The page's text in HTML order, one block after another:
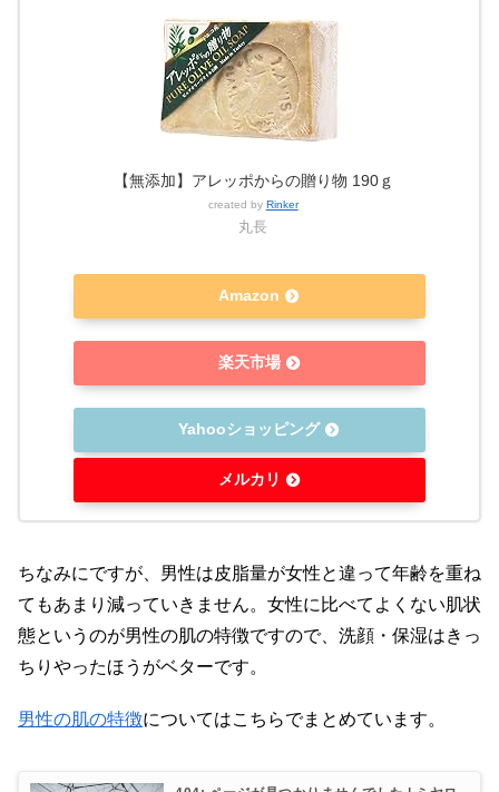
【無添加】アレッポからの贈り物 190ｇ
created by Rinker
丸長
Amazon
楽天市場
Yahooショッピング
メルカリ
ちなみにですが、男性は皮脂量が女性と違って年齢を重ね
てもあまり減っていきません。女性に比べてよくない肌状
態というのが男性の肌の特徴ですので、洗顔・保湿はきっ
ちりやったほうがベターです。
男性の肌の特徴についてはこちらでまとめています。